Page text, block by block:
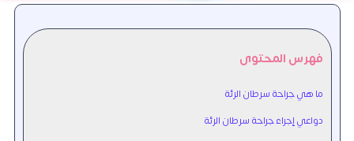
فهرس المحتوى
ما هي جراحة سرطان الرئة
دواعي إجراء جراحة سرطان الرئة